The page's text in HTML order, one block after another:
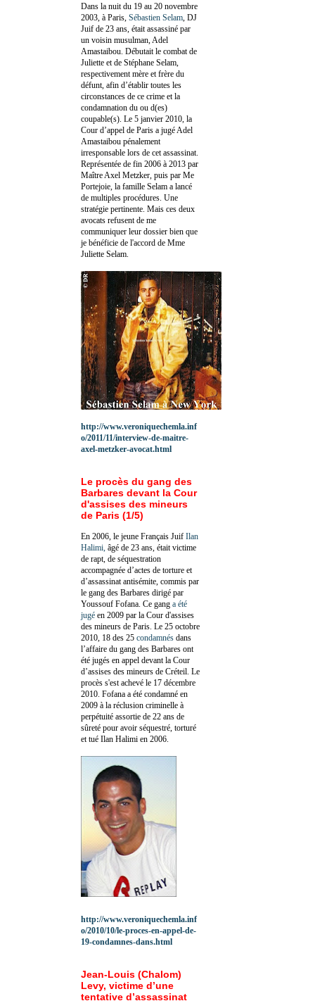
Dans la nuit du 19 au 20 novembre
2003, à Paris, Sébastien Selam , DJ
Juif de 23 ans, était assassiné par
un voisin musulman, Adel
Amastaibou. Débutait le combat de
Juliette et de Stéphane Selam,
respectivement mère et frère du
défunt, afin d’établir toutes les
circonstances de ce crime et la
condamnation du ou d(es)
coupable(s). Le 5 janvier 2010, la
Cour d’appel de Paris a jugé Adel
Amastaibou pénalement
irresponsable lors de cet assassinat.
Représentée de fin 2006 à 2013 par
Maître Axel Metzker, puis par Me
Portejoie, la famille Selam a lancé
de multiples procédures. Une
stratégie pertinente. Mais ces deux
avocats refusent de me
communiquer leur dossier bien que
je bénéficie de l'accord de Mme
Juliette Selam.
http://www.veroniquechemla.inf
o/2011/11/interview-de-maitre-
axel-metzker-avocat.html
Le procès du gang des
Barbares devant la Cour
d'assises des mineurs
de Paris (1/5)
En 2006, le jeune Français Juif Ilan
Halimi, âgé de 23 ans, était victime
de rapt, de séquestration
accompagnée d’actes de torture et
d’assassinat antisémite, commis par
le gang des Barbares dirigé par
Youssouf Fofana. Ce gang a été
jugé en 2009 par la Cour d'assises
des mineurs de Paris. Le 25 octobre
2010, 18 des 25 condamnés dans
l’affaire du gang des Barbares ont
été jugés en appel devant la Cour
d’assises des mineurs de Créteil. Le
procès s'est achevé le 17 décembre
2010. Fofana a été condamné en
2009 à la réclusion criminelle à
perpétuité assortie de 22 ans de
sûreté pour avoir séquestré, torturé
et tué Ilan Halimi en 2006.
http://www.veroniquechemla.inf
o/2010/10/le-proces-en-appel-de-
19-condamnes-dans.html
Jean-Louis (Chalom)
Levy, victime d’une
tentative d’assassinat